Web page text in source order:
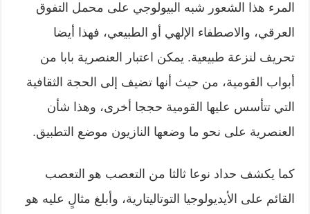
المرء هذا الشعور شبه البيولوجي على محمل التفوق
العرقي، والاصطفاء الإلهي أو الطبيعي، فهذا أيضا
تحريف لنزعة طبيعية. يمكن اعتبار العنصرية بابا من
أبواب القومية، من حيث أنها تضيف إلى الحجة الثقافية
التي تتأسس عليها القومية حججا أخرى، وهذا شأن
العنصرية على نحو ما وضعها النازيون موضع التطبيق.
كما يكشف حداد نوعا ثالثا من التعصب هو التعصب
القائم على الأيديولوجيا التوتاليتارية، وأبلغ مثالٍ عليه هو